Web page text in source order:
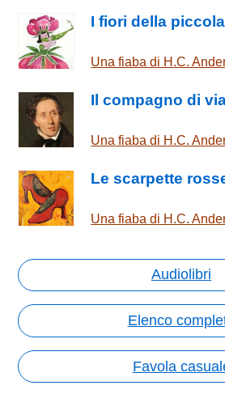
I fiori della
Una fiaba di H.C.
Il compagno di
Una fiaba di H.C.
Le scarpette
Una fiaba di H.C.
Audiolibri
Elenco
Favola